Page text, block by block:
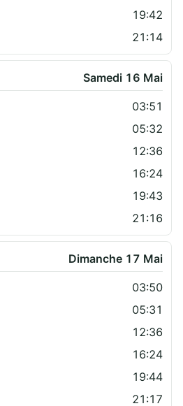
19:42
21:14
Samedi 16 Mai
03:51
05:32
12:36
16:24
19:43
21:16
Dimanche 17 Mai
03:50
05:31
12:36
16:24
19:44
21:17